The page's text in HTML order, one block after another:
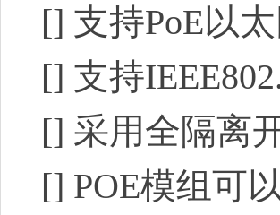
[] 支持PoE以
[] 支持
[] 采用全隔离
[] POE模组可